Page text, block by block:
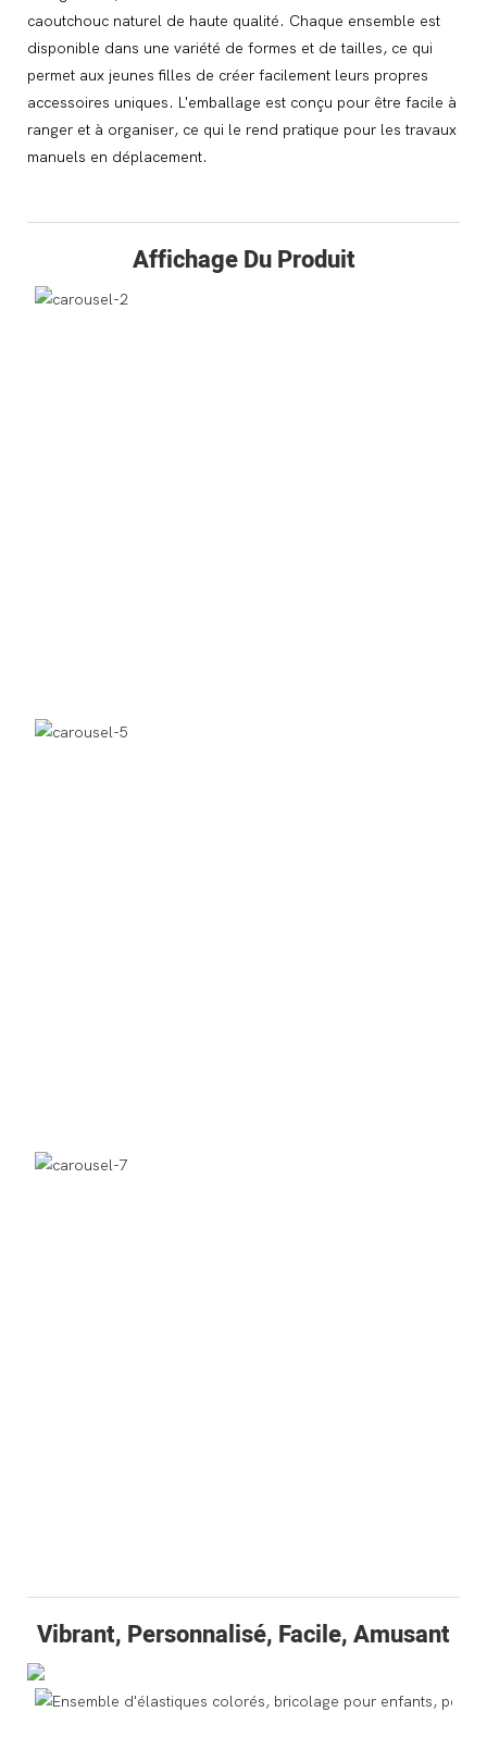
caoutchouc naturel de haute qualité. Chaque ensemble est
disponible dans une variété de formes et de tailles, ce qui
permet aux jeunes filles de créer facilement leurs propres
accessoires uniques. L'emballage est conçu pour être facile à
ranger et à organiser, ce qui le rend pratique pour les travaux
manuels en déplacement.
Affichage Du Produit
Vibrant, Personnalisé, Facile, Amusant